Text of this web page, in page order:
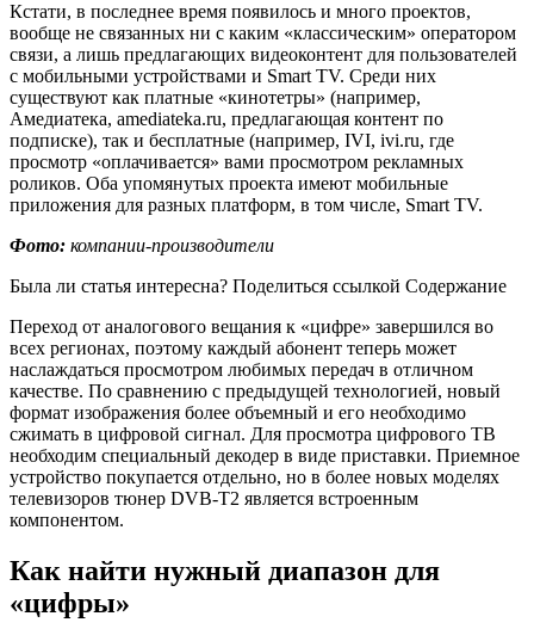
Кстати, в последнее время появилось и много проектов,
вообще не связанных ни с каким «классическим» оператором
связи, а лишь предлагающих видеоконтент для пользователей
с мобильными устройствами и Smart TV. Среди них
существуют как платные «кинотетры» (например,
Амедиатека, amediateka.ru, предлагающая контент по
подписке), так и бесплатные (например, IVI, ivi.ru, где
просмотр «оплачивается» вами просмотром рекламных
роликов. Оба упомянутых проекта имеют мобильные
приложения для разных платформ, в том числе, Smart TV.
Фото: компании-производители
Была ли статья интересна? Поделиться ссылкой Содержание
Переход от аналогового вещания к «цифре» завершился во
всех регионах, поэтому каждый абонент теперь может
наслаждаться просмотром любимых передач в отличном
качестве. По сравнению с предыдущей технологией, новый
формат изображения более объемный и его необходимо
сжимать в цифровой сигнал. Для просмотра цифрового ТВ
необходим специальный декодер в виде приставки. Приемное
устройство покупается отдельно, но в более новых моделях
телевизоров тюнер DVB-T2 является встроенным
компонентом.
Как найти нужный диапазон для
«цифры»